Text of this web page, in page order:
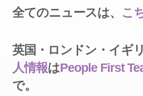
全てのニュースは、 こ
英国・ロンドン・イギ
人情報はPeople First
で。